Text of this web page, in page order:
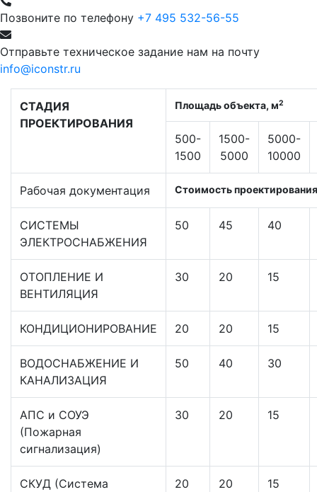
Позвоните по телефону +7 495 532-56-55
Отправьте техническое задание нам на почту
info@iconstr.ru
СТАДИЯ
ПРОЕКТИРОВАНИЯ
Площадь объекта, м2
500-
1500
1500-
5000
5000-
10000
Рабочая документация Стоимость
СИСТЕМЫ
ЭЛЕКТРОСНАБЖЕНИЯ
50 45 40
ОТОПЛЕНИЕ И
ВЕНТИЛЯЦИЯ
30 20 15
КОНДИЦИОНИРОВАНИЕ 20 20 15
ВОДОСНАБЖЕНИЕ И
КАНАЛИЗАЦИЯ
50 40 30
АПС и СОУЭ
(Пожарная
сигнализация)
30 20 15
СКУД (Система
20 20 15